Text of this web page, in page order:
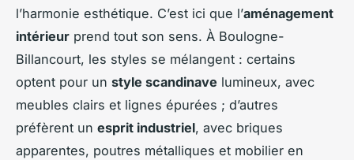
l’harmonie esthétique. C’est ici que l’aménagement
intérieur prend tout son sens. À Boulogne-
Billancourt, les styles se mélangent : certains
optent pour un style scandinave lumineux, avec
meubles clairs et lignes épurées ; d’autres
préfèrent un esprit industriel, avec briques
apparentes, poutres métalliques et mobilier en